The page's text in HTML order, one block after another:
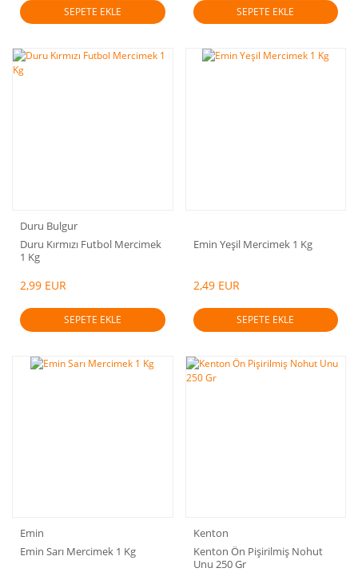
SEPETE EKLE SEPETE EKLE
Duru Bulgur
Duru Kırmızı Futbol Mercimek
1 Kg
2,99 EUR
SEPETE EKLE
Emin Yeşil Mercimek 1 Kg
2,49 EUR
SEPETE EKLE
Emin
Emin Sarı Mercimek 1 Kg
Kenton
Kenton Ön Pişirilmiş Nohut
Unu 250 Gr